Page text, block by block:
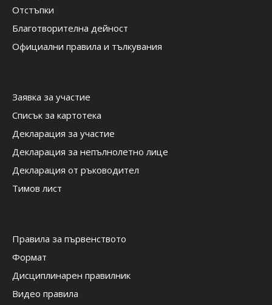
Отстъпки
Благотворителна дейност
Официални правила и тълкувания
Заявка за участие
Списък за картотека
Декларация за участие
Декларация за непълнолетно лице
Декларация от ръководител
Тимов лист
Правила за първенството
Формат
Дисциплинарен правилник
Видео правила